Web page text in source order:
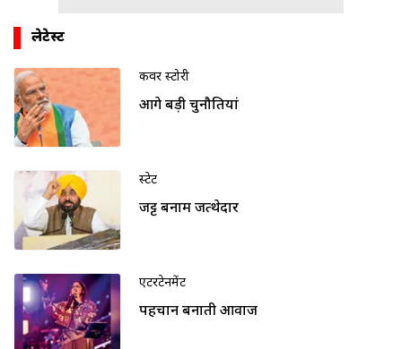
लेटेस्ट
कवर स्टोरी
आगे बड़ी चुनौतियां
स्टेट
जट्ट बनाम जत्थेदार
एंटरटेनमेंट
पहचान बनाती आवाज